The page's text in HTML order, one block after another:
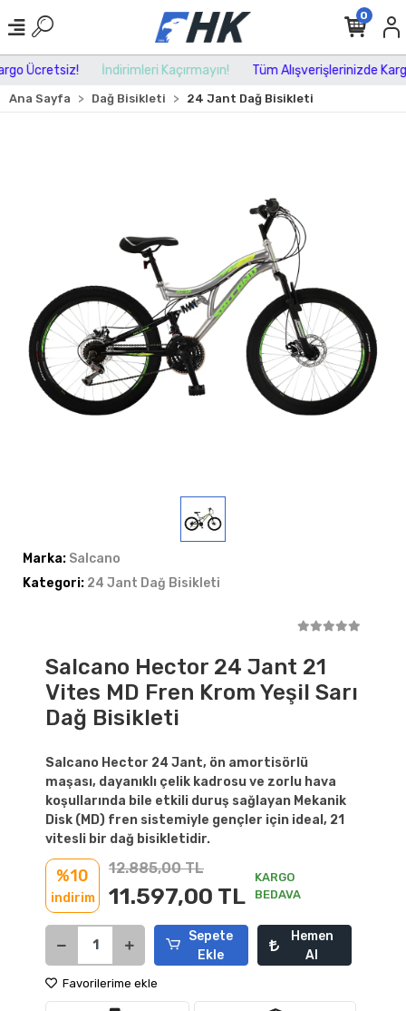
Ücretsiz! İndirimleri Kaçırmayın! Tüm Alışverişlerinizde
0
Ana Sayfa Dağ Bisikleti 24 Jant Dağ Bisikleti
Marka: Salcano
Kategori: 24 Jant Dağ Bisikleti
Salcano Hector 24 Jant 21
Vites MD Fren Krom Yeşil Sarı
Dağ Bisikleti
Salcano Hector 24 Jant, ön amortisörlü
maşası, dayanıklı çelik kadrosu ve zorlu hava
koşullarında bile etkili duruş sağlayan Mekanik
Disk (MD) fren sistemiyle gençler için ideal, 21
vitesli bir dağ bisikletidir.
%10
indirim
12.885,00 TL
11.597,00 TL
KARGO
BEDAVA
Sepete
Ekle
Hemen
Al
Favorilerime ekle